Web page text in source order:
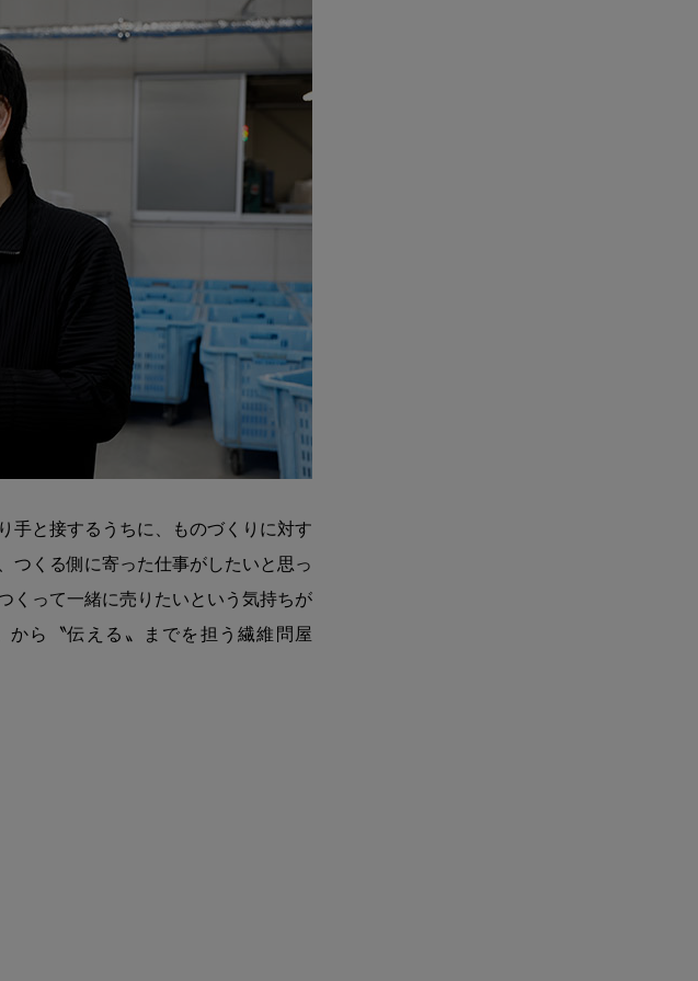
手と接するうちに、ものづくりに対す
つくる側に寄った仕事がしたいと思っ
くって一緒に売りたいという気持ちが
から〝伝える〟までを担う繊維問屋